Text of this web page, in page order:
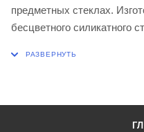
предметных стеклах.
бесцветного силикатного